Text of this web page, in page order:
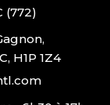
(772)
H1P 1Z4